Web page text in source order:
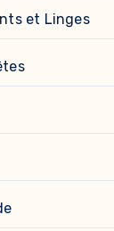
et Linges